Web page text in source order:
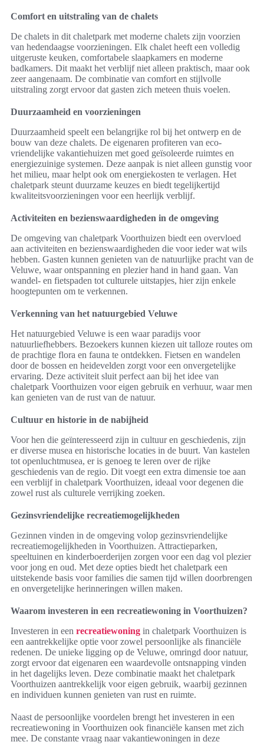
Comfort en uitstraling van de chalets
De chalets in dit chaletpark met moderne chalets zijn voorzien
van hedendaagse voorzieningen. Elk chalet heeft een volledig
uitgeruste keuken, comfortabele slaapkamers en moderne
badkamers. Dit maakt het verblijf niet alleen praktisch, maar ook
zeer aangenaam. De combinatie van comfort en stijlvolle
uitstraling zorgt ervoor dat gasten zich meteen thuis voelen.
Duurzaamheid en voorzieningen
Duurzaamheid speelt een belangrijke rol bij het ontwerp en de
bouw van deze chalets. De eigenaren profiteren van eco-
vriendelijke vakantiehuizen met goed geïsoleerde ruimtes en
energiezuinige systemen. Deze aanpak is niet alleen gunstig voor
het milieu, maar helpt ook om energiekosten te verlagen. Het
chaletpark steunt duurzame keuzes en biedt tegelijkertijd
kwaliteitsvoorzieningen voor een heerlijk verblijf.
Activiteiten en bezienswaardigheden in de omgeving
De omgeving van chaletpark Voorthuizen biedt een overvloed
aan activiteiten en bezienswaardigheden die voor ieder wat wils
hebben. Gasten kunnen genieten van de natuurlijke pracht van de
Veluwe, waar ontspanning en plezier hand in hand gaan. Van
wandel- en fietspaden tot culturele uitstapjes, hier zijn enkele
hoogtepunten om te verkennen.
Verkenning van het natuurgebied Veluwe
Het natuurgebied Veluwe is een waar paradijs voor
natuurliefhebbers. Bezoekers kunnen kiezen uit talloze routes om
de prachtige flora en fauna te ontdekken. Fietsen en wandelen
door de bossen en heidevelden zorgt voor een onvergetelijke
ervaring. Deze activiteit sluit perfect aan bij het idee van
chaletpark Voorthuizen voor eigen gebruik en verhuur, waar men
kan genieten van de rust van de natuur.
Cultuur en historie in de nabijheid
Voor hen die geïnteresseerd zijn in cultuur en geschiedenis, zijn
er diverse musea en historische locaties in de buurt. Van kastelen
tot openluchtmusea, er is genoeg te leren over de rijke
geschiedenis van de regio. Dit voegt een extra dimensie toe aan
een verblijf in chaletpark Voorthuizen, ideaal voor degenen die
zowel rust als culturele verrijking zoeken.
Gezinsvriendelijke recreatiemogelijkheden
Gezinnen vinden in de omgeving volop gezinsvriendelijke
recreatiemogelijkheden in Voorthuizen. Attractieparken,
speeltuinen en kinderboerderijen zorgen voor een dag vol plezier
voor jong en oud. Met deze opties biedt het chaletpark een
uitstekende basis voor families die samen tijd willen doorbrengen
en onvergetelijke herinneringen willen maken.
Waarom investeren in een recreatiewoning in Voorthuizen?
Investeren in een recreatiewoning in chaletpark Voorthuizen is
een aantrekkelijke optie voor zowel persoonlijke als financiële
redenen. De unieke ligging op de Veluwe, omringd door natuur,
zorgt ervoor dat eigenaren een waardevolle ontsnapping vinden
in het dagelijks leven. Deze combinatie maakt het chaletpark
Voorthuizen aantrekkelijk voor eigen gebruik, waarbij gezinnen
en individuen kunnen genieten van rust en ruimte.
Naast de persoonlijke voordelen brengt het investeren in een
recreatiewoning in Voorthuizen ook financiële kansen met zich
mee. De constante vraag naar vakantiewoningen in deze